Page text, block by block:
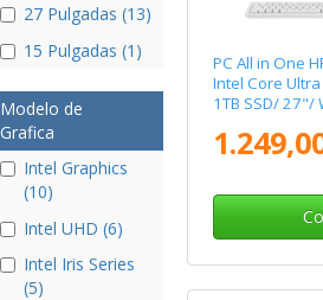
27 Pulgadas (13)
15 Pulgadas (1)
Modelo de
Grafica
Intel Graphics
(10)
Intel UHD (6)
Intel Iris Series
(5)
PC All in One
Intel Core
1TB SSD/ 27"/